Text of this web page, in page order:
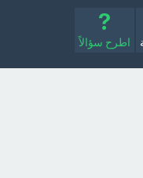
اطرح سؤالاً